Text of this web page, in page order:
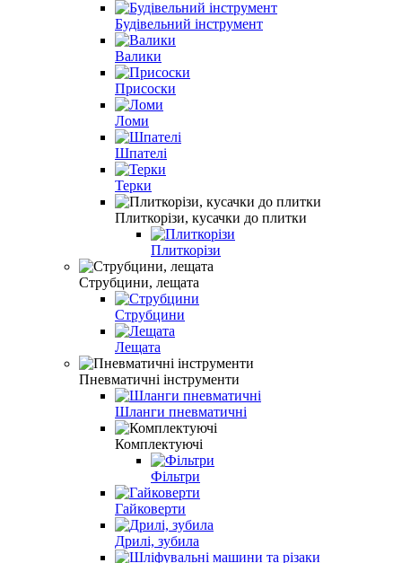
Будівельний інструмент
Валики
Присоски
Ломи
Шпателі
Терки
Плиткорізи, кусачки до плитки
Плиткорізи
Струбцини, лещата
Струбцини
Лещата
Пневматичні інструменти
Шланги пневматичні
Комплектуючі
Фільтри
Гайковерти
Дрилі, зубила